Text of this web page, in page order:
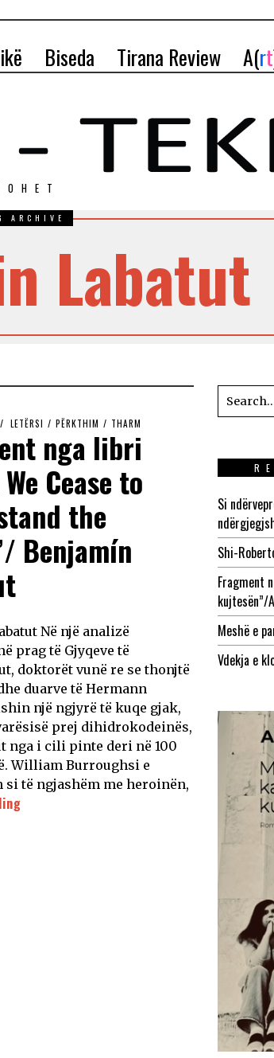
Biseda Tirana Review A(rt
ARCHIVE
Labatut
LETËRSI / PËRKTHIM / THARM
nga libri
Cease to
the
Benjamín
Në një analizë
prag të Gjyqeve të
doktorët vunë re se thonjtë
duarve të Hermann
një ngjyrë të kuqe gjak,
prej dihidrokodeinës,
nga i cili pinte deri në 100
William Burroughsi e
të ngjashëm me heroinën,
Si
Shi-
Fragment
kujtesën”/
Meshë e
Vdekja e